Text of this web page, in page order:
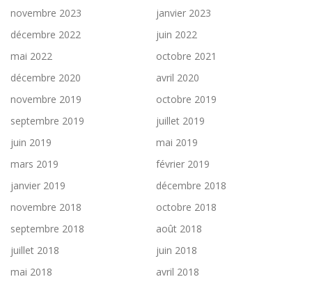
novembre 2023
janvier 2023
décembre 2022
juin 2022
mai 2022
octobre 2021
décembre 2020
avril 2020
novembre 2019
octobre 2019
septembre 2019
juillet 2019
juin 2019
mai 2019
mars 2019
février 2019
janvier 2019
décembre 2018
novembre 2018
octobre 2018
septembre 2018
août 2018
juillet 2018
juin 2018
mai 2018
avril 2018